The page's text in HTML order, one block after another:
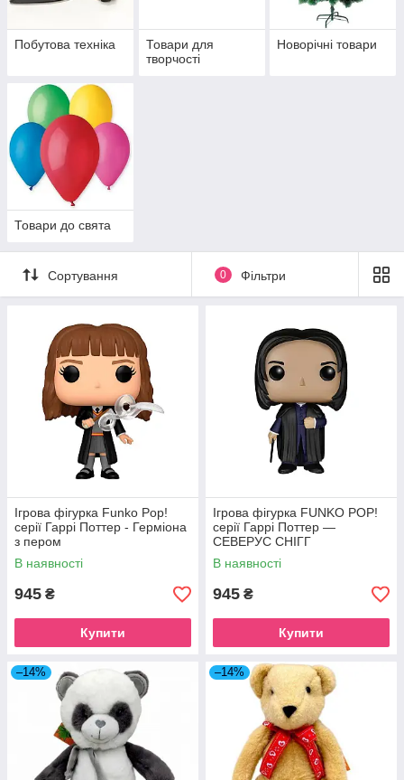
Побутова техніка
Товари для
творчості
Новорічні товари
Товари до свята
Сортування 0 Фільтри
Ігрова фігурка Funko Pop!
cерії Гаррі Поттер - Герміона
з пером
В наявності
945 ₴
Купити
Ігрова фігурка FUNKO POP!
серії Гаррі Поттер —
СЕВЕРУС СНІГГ
В наявності
945 ₴
Купити
–14% –14%